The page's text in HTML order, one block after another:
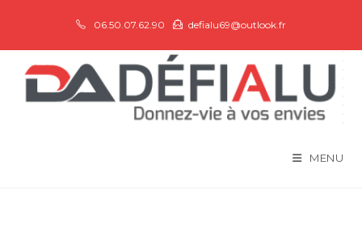
06.50.07.62.90 defialu69@outlook.fr
MENU